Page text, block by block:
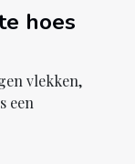
hoes
vlekken,
een